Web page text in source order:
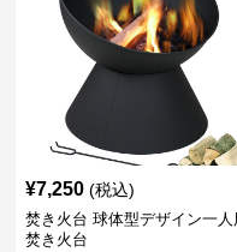
¥7,250 (税込)
焚き火台 球体型デザイン一人
焚き火台